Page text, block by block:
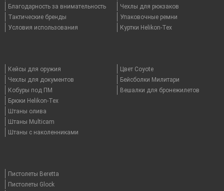
Благодарность за внимательность
Тактические бренды
Условия использования
Чехлы для рюкзаков
Упаковочные ремни
Куртки Helikon-Tex
Кейсы для оружия
Чехлы для документов
Кобуры под ПМ
Брюки Helikon-Tex
Штаны олива
Штаны Multicam
Штаны с наколенниками
Цвет Coyote
Бейсболки Милитари
Вешалки для бронежилетов
Пистолеты Beretta
Пистолеты Glock